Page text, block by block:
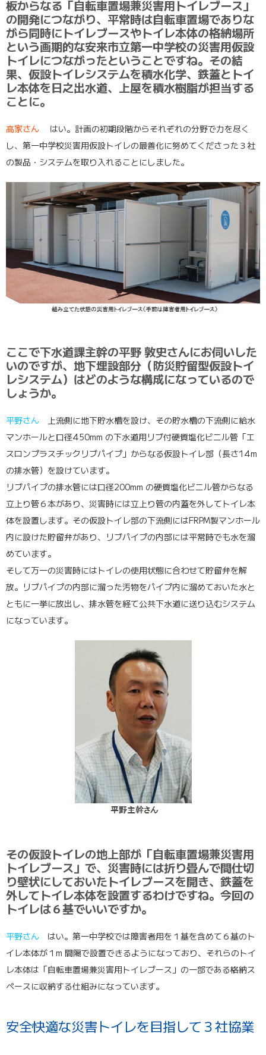
板からなる「自転車置場兼災害用トイレブース」
の開発につながり、平常時は自転車置場でありな
がら同時にトイレブースやトイレ本体の格納場所
という画期的な安来市立第一中学校の災害用仮設
トイレにつながったということですね。その結
果、仮設トイレシステムを積水化学、鉄蓋とトイ
レ本体を日之出水道、上屋を積水樹脂が担当する
ことに。
高家さん はい。計画の初期段階からそれぞれの分野で力を尽く
し、第一中学校災害用仮設トイレの最善化に努めてくださった３社
の製品・システムを取り入れることにしました。
ここで下水道課主幹の平野 敦史さんにお伺いした
いのですが、地下埋設部分（防災貯留型仮設トイ
レシステム）はどのような構成になっているので
しょうか。
平野さん 上流側に地下貯水槽を設け、その貯水槽の下流側に給水
マンホールと口径450mm の下水道用リブ付硬質塩化ビニル管「エ
スロンプラスチックリブパイプ」からなる仮設トイレ部（長さ14m
の排水管）を設けています。
リブパイプの排水管には口径200mm の硬質塩化ビニル管からなる
立上り管６本があり、災害時には立上り管の内蓋を外してトイレ本
体を設置します。その仮設トイレ部の下流側にはFRPM製マンホール
内に設けた貯留弁があり、リブパイプの内部には平常時でも水を溜
めています。
そして万一の災害時にはトイレの使用状態に合わせて貯留弁を解
放。リブパイプの内部に溜った汚物をパイプ内に溜めておいた水と
ともに一挙に放出し、排水管を経て公共下水道に送り込むシステム
になっています。
その仮設トイレの地上部が「自転車置場兼災害用
トイレブース」で、災害時には折り畳んで間仕切
り壁状にしておいたトイレブースを開き、鉄蓋を
外してトイレ本体を設置するわけですね。今回の
トイレは６基でいいですか。
平野さん はい。第一中学校では障害者用を１基を含めて６基のト
イレ本体が１m 間隔で設置できるようになっており、それらのトイ
レ本体は「自転車置場兼災害用トイレブース」の一部である格納ス
ペースに収納する仕組みになっています。
安全快適な災害トイレを目指して３社協業